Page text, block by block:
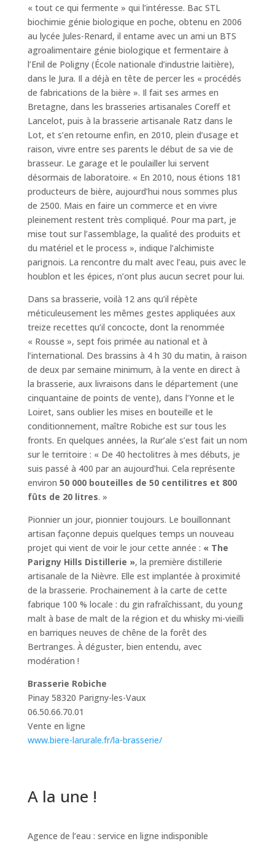
« tout ce qui fermente » qui l’intéresse. Bac STL
biochimie génie biologique en poche, obtenu en 2006
au lycée Jules-Renard, il entame avec un ami un BTS
agroalimentaire génie biologique et fermentaire à
l’Enil de Poligny (École nationale d’industrie laitière),
dans le Jura. Il a déjà en tête de percer les « procédés
de fabrications de la bière ». Il fait ses armes en
Bretagne, dans les brasseries artisanales Coreff et
Lancelot, puis à la brasserie artisanale Ratz dans le
Lot, et s’en retourne enfin, en 2010, plein d’usage et
raison, vivre entre ses parents le début de sa vie de
brasseur. Le garage et le poulailler lui servent
désormais de laboratoire. « En 2010, nous étions 181
producteurs de bière, aujourd’hui nous sommes plus
de 2500. Mais en faire un commerce et en vivre
pleinement restent très compliqué. Pour ma part, je
mise tout sur l’assemblage, la qualité des produits et
du matériel et le process », indique l’alchimiste
parignois. La rencontre du malt avec l’eau, puis avec le
houblon et les épices, n’ont plus aucun secret pour lui.
Dans sa brasserie, voilà 12 ans qu’il répète
méticuleusement les mêmes gestes appliquées aux
treize recettes qu’il concocte, dont la renommée
« Rousse », sept fois primée au national et à
l’international. Des brassins à 4 h 30 du matin, à raison
de deux par semaine minimum, à la vente en direct à
la brasserie, aux livraisons dans le département (une
cinquantaine de points de vente), dans l’Yonne et le
Loiret, sans oublier les mises en bouteille et le
conditionnement, maître Robiche est sur tous les
fronts. En quelques années, la Rur’ale s’est fait un nom
sur le territoire : « De 40 hectolitres à mes débuts, je
suis passé à 400 par an aujourd’hui. Cela représente
environ 50 000 bouteilles de 50 centilitres et 800
fûts de 20 litres. »
Pionnier un jour, pionnier toujours. Le bouillonnant
artisan façonne depuis quelques temps un nouveau
projet qui vient de voir le jour cette année : « The
Parigny Hills Distillerie », la première distillerie
artisanale de la Nièvre. Elle est implantée à proximité
de la brasserie. Prochainement à la carte de cette
fabrique 100 % locale : du gin rafraîchissant, du young
malt à base de malt de la région et du whisky mi-vieilli
en barriques neuves de chêne de la forêt des
Bertranges. À déguster, bien entendu, avec
modération !
Brasserie Robiche
Pinay 58320 Parigny-les-Vaux
06.50.66.70.01
Vente en ligne
www.biere-larurale.fr/la-brasserie/
A la une !
Agence de l’eau : service en ligne indisponible